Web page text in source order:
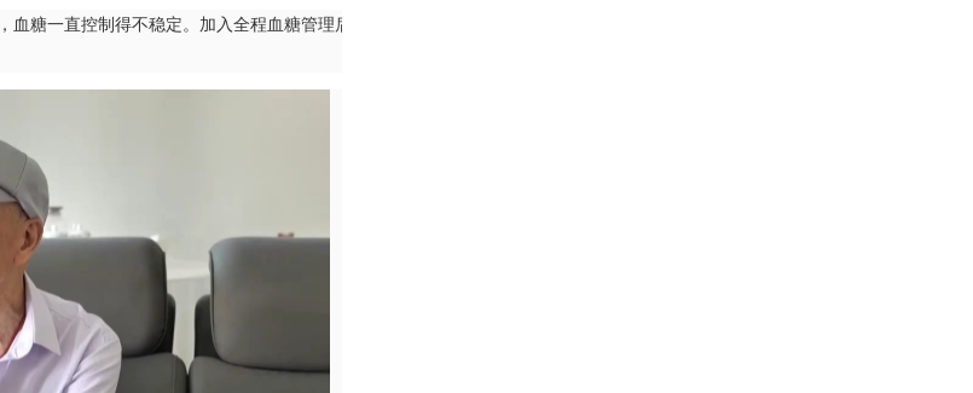
一直控制得不稳定。加入全程血糖管理后，医护人员会定期回访，跟踪他的血糖